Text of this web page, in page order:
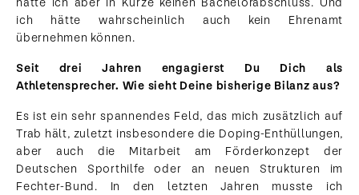
ich hätte wahrscheinlich auch kein Ehrenamt
übernehmen können.
Seit drei Jahren engagierst Du Dich als
Athletensprecher. Wie sieht Deine bisherige Bilanz aus?
Es ist ein sehr spannendes Feld, das mich zusätzlich auf
Trab hält, zuletzt insbesondere die Doping-Enthüllungen,
aber auch die Mitarbeit am Förderkonzept der
Deutschen Sporthilfe oder an neuen Strukturen im
Fechter-Bund. In den letzten Jahren musste ich